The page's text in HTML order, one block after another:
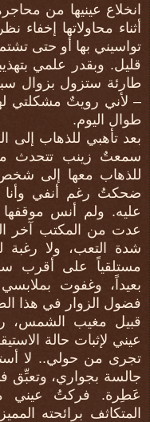
انخلاع عينيها من
أثناء محاولاتها إخفاء
تواسيني بها أو حتى
قليل. وبقدر علمي
طارئة ستزول بزوال
– لأني رويتٌ مشكلتي
طوال اليوم.
بعد تأهبي للذهاب إلى
سمعتٌ زينب تتحدث
للذهاب معها إلى
ضحكتُ رغم أنفي وأنا
عليه. ولم أنس موقفها
عدت من المكتب آخر
شدة التعب، ولا رغبة
مستلقياً على أقرب
بعيداً، وغفوت
فضول الزوار في هذا
قبيل مغيب الشمس،
عيني لإثبات حالة
تجرى من حولي.. لا
جالسة بجواري، وتعبِّق
عَطِرة. فركتُ عيني
المتكاثف برائحته